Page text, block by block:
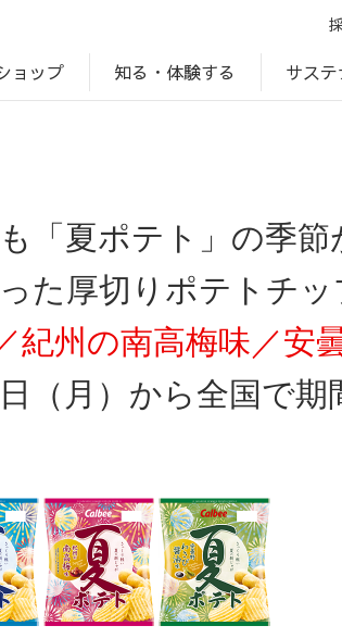
ョップ 知る・体験する サステ
「夏ポテト」の季節
た厚切りポテトチ
紀州の南高梅味／安
（月）から全国で期